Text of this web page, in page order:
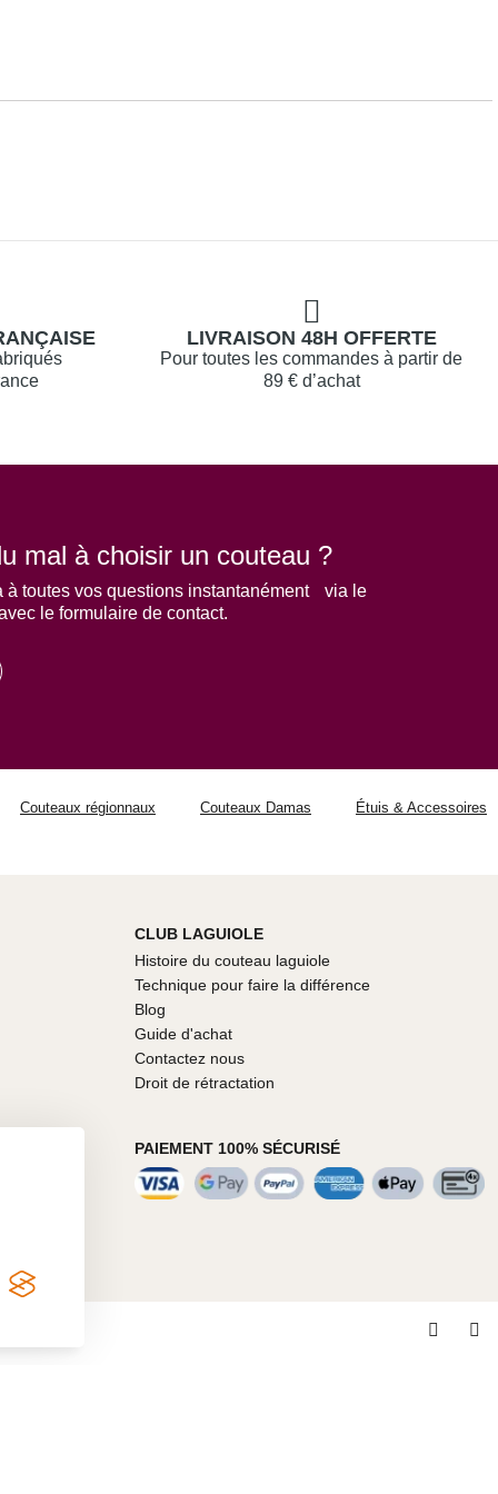
LIVRAISON 48H OFFERTE
Pour toutes les commandes à partir de
89 € d’achat
mal à choisir un couteau ?
à toutes vos questions instantanément via le
le formulaire de contact.
Couteaux régionnaux Couteaux Damas
Étuis & Accessoires
CLUB LAGUIOLE
Histoire du couteau laguiole
Technique pour faire la différence
Blog
Guide d'achat
Contactez nous
Droit de rétractation
PAIEMENT 100% SÉCURISÉ